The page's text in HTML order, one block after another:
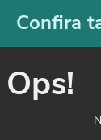
Confira
Ops!